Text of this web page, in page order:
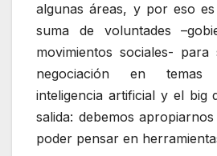
algunas áreas, y por eso
suma de voluntades
movimientos sociales-
negociación en temas
inteligencia artificial y el big
salida: debemos
poder pensar en